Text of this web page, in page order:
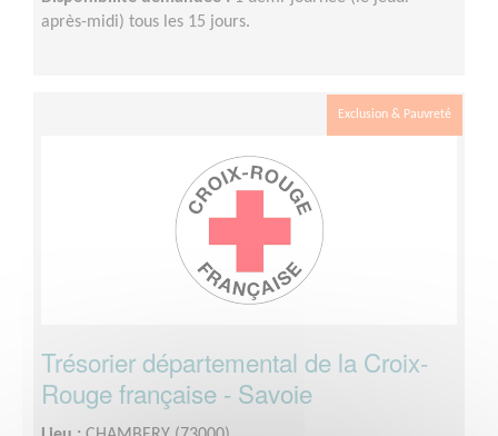
après-midi) tous les 15 jours.
Exclusion & Pauvreté
Trésorier départemental de la Croix-
Rouge française - Savoie